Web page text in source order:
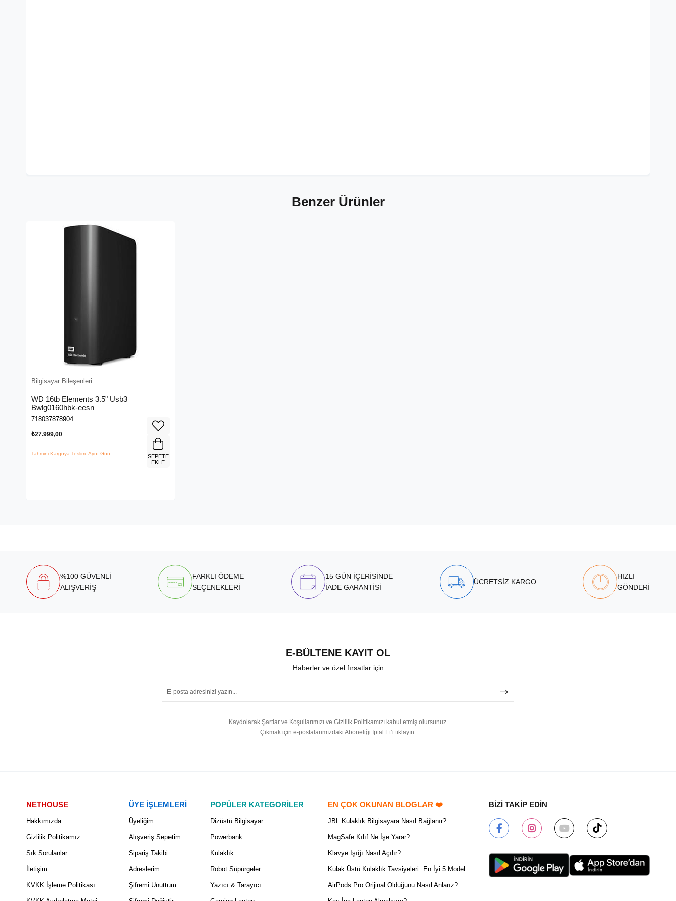
Benzer Ürünler
Bilgisayar Bileşenleri
WD 16tb Elements 3.5" Usb3
Bwlg0160hbk-eesn
718037878904
₺27.999,00
Tahmini Kargoya Teslim: Aynı Gün
SEPETE
EKLE
%100 GÜVENLİ
ALIŞVERİŞ
FARKLI ÖDEME
SEÇENEKLERİ
15 GÜN İÇERİSİNDE
İADE GARANTİSİ
ÜCRETSİZ KARGO
HIZLI
GÖNDERİ
E-BÜLTENE KAYIT OL
Haberler ve özel fırsatlar için
Kaydolarak Şartlar ve Koşullarımızı ve Gizlilik Politikamızı kabul etmiş olursunuz.
Çıkmak için e-postalarımızdaki Aboneliği İptal Et’i tıklayın.
NETHOUSE
Hakkımızda
Gizlilik Politikamız
Sık Sorulanlar
İletişim
KVKK İşleme Politikası
ÜYE İŞLEMLERİ
Üyeliğim
Alışveriş Sepetim
Sipariş Takibi
Adreslerim
Şifremi Unuttum
POPÜLER KATEGORİLER
Dizüstü Bilgisayar
Powerbank
Kulaklık
Robot Süpürgeler
Yazıcı & Tarayıcı
EN ÇOK OKUNAN BLOGLAR ❤️
JBL Kulaklık Bilgisayara Nasıl Bağlanır?
MagSafe Kılıf Ne İşe Yarar?
Klavye Işığı Nasıl Açılır?
Kulak Üstü Kulaklık Tavsiyeleri: En İyi 5 Model
AirPods Pro Orijinal Olduğunu Nasıl Anlarız?
BİZİ TAKİP EDİN